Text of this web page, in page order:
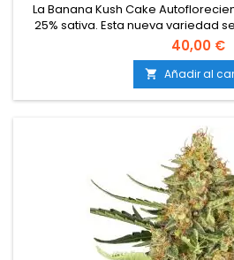
La Banana Kush Cake
25% sativa. Esta nueva variedad
Sensi Seeds Research Project
Wedding Cheesecake, Banana
combinación produce ligeras
muy interesante para aquellos
gusta...
40,00 €
 Añadir al